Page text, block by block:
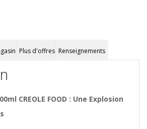
Plus d'offres Renseignements
CREOLE FOOD : Une Explosion